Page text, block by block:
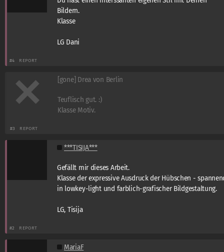
Bildern.
Klasse
LG Dani
#4 REPORT
[gone] Drea von Berlin
Teuflisch gut. :)
Klasse Motiv.
#3 REPORT
***TISIJA***
Gefällt mir dieses Arbeit.
Klasse der expressive Ausdruck der Hübschen -
in lowkey-light und farblich-grafischer Bildgestaltung.
LG, Tisija
#2 REPORT
MariaF